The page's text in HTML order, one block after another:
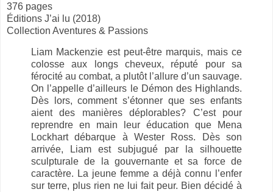
376 pages
Éditions J’ai lu (2018)
Collection Aventures & Passions
Liam Mackenzie est peut-être marquis, mais ce
colosse aux longs cheveux, réputé pour sa
férocité au combat, a plutôt l’allure d’un sauvage.
On l’appelle d’ailleurs le Démon des Highlands.
Dès lors, comment s’étonner que ses enfants
aient des manières déplorables? C’est pour
reprendre en main leur éducation que Mena
Lockhart débarque à Wester Ross. Dès son
arrivée, Liam est subjugué par la silhouette
sculpturale de la gouvernante et sa force de
caractère. La jeune femme a déjà connu l’enfer
sur terre, plus rien ne lui fait peur. Bien décidé à